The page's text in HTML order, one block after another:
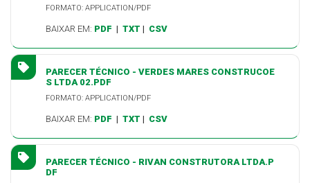
FORMATO: APPLICATION/PDF
BAIXAR EM: PDF | TXT | CSV
PARECER TÉCNICO - VERDES MARES CONSTRUCOE
S LTDA 02.PDF
FORMATO: APPLICATION/PDF
BAIXAR EM: PDF | TXT | CSV
PARECER TÉCNICO - RIVAN CONSTRUTORA LTDA.P
DF